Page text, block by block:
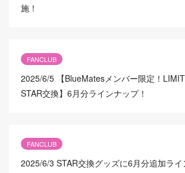
施！
FANCLUB
2025/6/5 【BlueMatesメンバー限定！
STAR交換】6月分ラインナップ！
FANCLUB
2025/6/3 STAR交換グッズに6月分追加ライ